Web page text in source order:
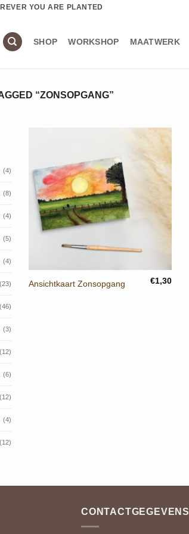
YOU ARE PLANTED
SHOP WORKSHOP MAATWERK
“ZONSOPGANG”
(4)
(8)
(4)
(5)
(4)
(23)
(46)
(3)
(12)
(6)
(12)
(4)
(12)
Ansichtkaart Zonsopgang €1,30
CONTACTGEGEVENS